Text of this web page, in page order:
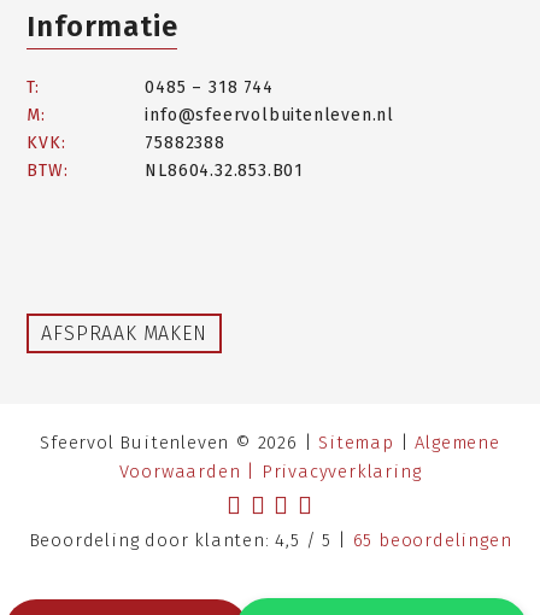
Informatie
T:
0485 – 318 744
M:
info@sfeervolbuitenleven.nl
KVK:
75882388
BTW:
NL8604.32.853.B01
AFSPRAAK MAKEN
Sfeervol Buitenleven © 2026 |Sitemap |Algemene
Voorwaarden |
Privacyverklaring
Beoordeling door klanten:4,5 /5 65 beoordelingen